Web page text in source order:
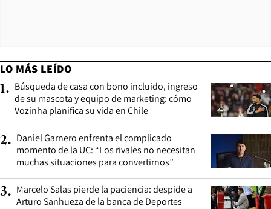
LO MÁS LEÍDO
1. Búsqueda de casa con bono incluido, ingreso
de su mascota y equipo de marketing: cómo
Vozinha planifica su vida en Chile
2. Daniel Garnero enfrenta el complicado
momento de la UC: “Los rivales no necesitan
muchas situaciones para convertirnos”
3. Marcelo Salas pierde la paciencia: despide a
Arturo Sanhueza de la banca de Deportes